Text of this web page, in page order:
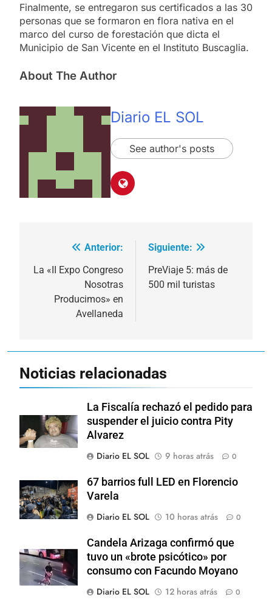
Finalmente, se entregaron sus certificados a las 30
personas que se formaron en flora nativa en el
marco del curso de forestación que dicta el
Municipio de San Vicente en el Instituto Buscaglia.
About The Author
Diario EL SOL
See author's posts
Navegación
de
entradas
Anterior:
La «II Expo Congreso
Nosotras
Producimos» en
Avellaneda
Siguiente:
PreViaje 5: más de
500 mil turistas
Noticias relacionadas
La Fiscalía rechazó el pedido para
suspender el juicio contra Pity
Alvarez
Diario EL SOL
9 horas atrás 0
67 barrios full LED en Florencio
Varela
Diario EL SOL
10 horas atrás 0
Candela Arizaga confirmó que
tuvo un «brote psicótico» por
consumo con Facundo Moyano
Diario EL SOL
12 horas atrás 0